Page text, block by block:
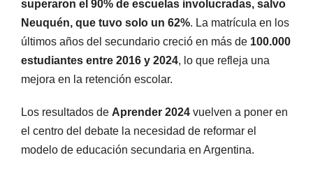
superaron el 90% de escuelas involucradas, salvo
Neuquén, que tuvo solo un 62%. La matrícula en los
últimos años del secundario creció en más de 100.000
estudiantes entre 2016 y 2024, lo que refleja una
mejora en la retención escolar.
Los resultados de Aprender 2024 vuelven a poner en
el centro del debate la necesidad de reformar el
modelo de educación secundaria en Argentina.